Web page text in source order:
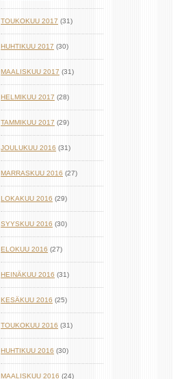
TOUKOKUU 2017 (31)
HUHTIKUU 2017 (30)
MAALISKUU 2017 (31)
HELMIKUU 2017 (28)
TAMMIKUU 2017 (29)
JOULUKUU 2016 (31)
MARRASKUU 2016 (27)
LOKAKUU 2016 (29)
SYYSKUU 2016 (30)
ELOKUU 2016 (27)
HEINÄKUU 2016 (31)
KESÄKUU 2016 (25)
TOUKOKUU 2016 (31)
HUHTIKUU 2016 (30)
MAALISKUU 2016 (24)